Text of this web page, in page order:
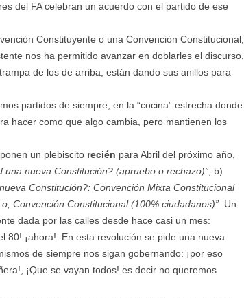
del FA celebran un acuerdo con el partido de ese
Constituyente o una Convención Constitucional,
nos ha permitido avanzar en doblarles el discurso,
de los de arriba, están dando sus anillos para
partidos de siempre, en la “cocina” estrecha donde
hacer como que algo cambia, pero mantienen los
un plebiscito recién para Abril del próximo año,
una nueva Constitución? (apruebo o rechazo)”; b)
Constitución?: Convención Mixta Constitucional
Convención Constitucional (100% ciudadanos)”. Un
dada por las calles desde hace casi un mes:
80! ¡ahora!. En esta revolución se pide una nueva
de siempre nos sigan gobernando: ¡por eso
¡Que se vayan todos! es decir no queremos